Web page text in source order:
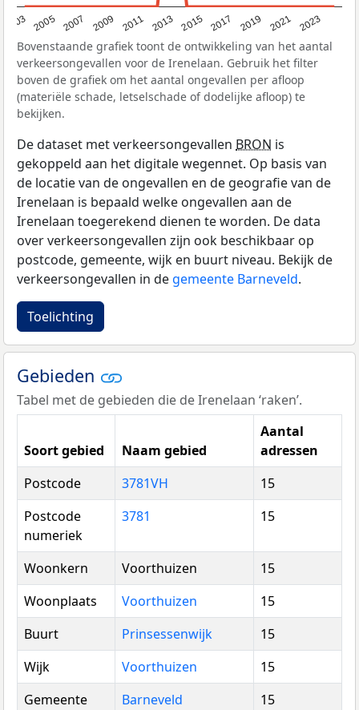
2003 2005 2007 2009 2011 2013 2015 2017 2019 2021 2023
Bovenstaande grafiek toont de ontwikkeling van het aantal
verkeersongevallen voor de Irenelaan. Gebruik het filter
boven de grafiek om het aantal ongevallen per afloop
(materiële schade, letselschade of dodelijke afloop) te
bekijken.
De dataset met verkeersongevallen BRON is
gekoppeld aan het digitale wegennet. Op basis van
de locatie van de ongevallen en de geografie van de
Irenelaan is bepaald welke ongevallen aan de
Irenelaan toegerekend dienen te worden. De data
over verkeersongevallen zijn ook beschikbaar op
postcode, gemeente, wijk en buurt niveau. Bekijk de
verkeersongevallen in de gemeente Barneveld.
Toelichting
Gebieden
Tabel met de gebieden die de Irenelaan ‘raken’.
Soort gebied Naam gebied
Aantal
adressen
Postcode
3781VH
15
Postcode
numeriek
3781 15
Woonkern Voorthuizen
15
Woonplaats
Voorthuizen
15
Buurt
Prinsessenwijk
15
Wijk
Voorthuizen
15
Gemeente
Barneveld
15